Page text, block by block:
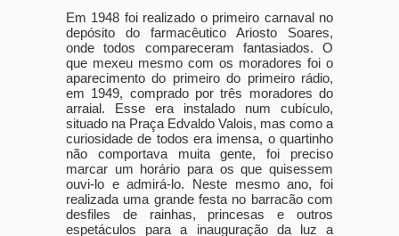
Em 1948 foi realizado o primeiro carnaval no
depósito do farmacêutico Ariosto Soares,
onde todos compareceram fantasiados. O
que mexeu mesmo com os moradores foi o
aparecimento do primeiro do primeiro rádio,
em 1949, comprado por três moradores do
arraial. Esse era instalado num cubículo,
situado na Praça Edvaldo Valois, mas como a
curiosidade de todos era imensa, o quartinho
não comportava muita gente, foi preciso
marcar um horário para os que quisessem
ouvi-lo e admirá-lo. Neste mesmo ano, foi
realizada uma grande festa no barracão com
desfiles de rainhas, princesas e outros
espetáculos para a inauguração da luz a